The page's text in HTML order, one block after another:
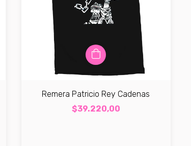
Remera Patricio Rey Cadenas
$39.220,00